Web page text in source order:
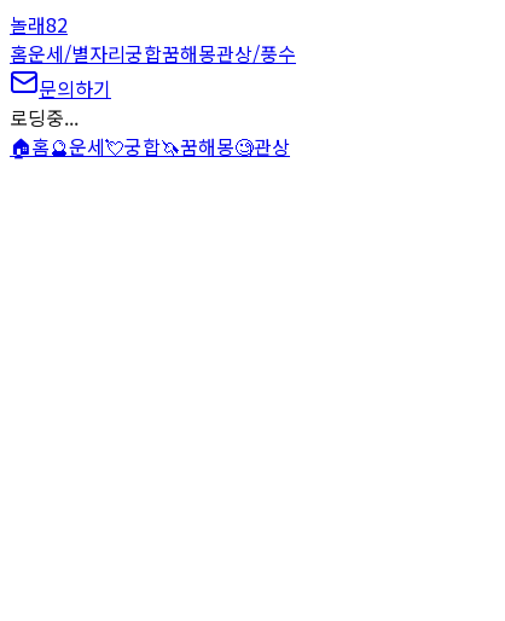
놀래82
홈운세/별자리궁합꿈해몽관상/풍수
문의하기
로딩중...
🏠홈🔮운세💘궁합🦄꿈해몽🧐관상